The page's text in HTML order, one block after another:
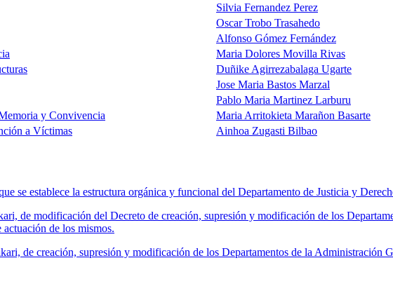
Silvia Fernandez Perez
Oscar Trobo Trasahedo
Alfonso Gómez Fernández
Maria Dolores Movilla Rivas
Duñike Agirrezabalaga Ugarte
Jose Maria Bastos Marzal
Pablo Maria Martinez Larburu
y Convivencia
Maria Arritokieta Marañon Basarte
a Víctimas
Ainhoa Zugasti Bilbao
se establece la estructura orgánica y funcional del Departamento de Justicia y
de modificación del Decreto de creación, supresión y modificación de los
de los mismos.
de creación, supresión y modificación de los Departamentos de la Administración